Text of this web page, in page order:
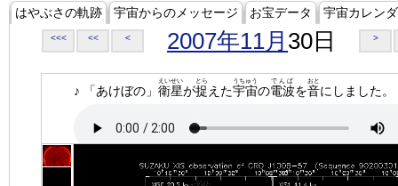
はやぶさの軌跡 宇宙からのメッセージ お宝データ 宇宙カレン
<<< << < 2007年11月 30日 >
♪ 「あけぼの」 衛星
えいせい
が捉
とら
えた宇宙
うちゅう
の電波
でんぱ
を音
おと
にしました。